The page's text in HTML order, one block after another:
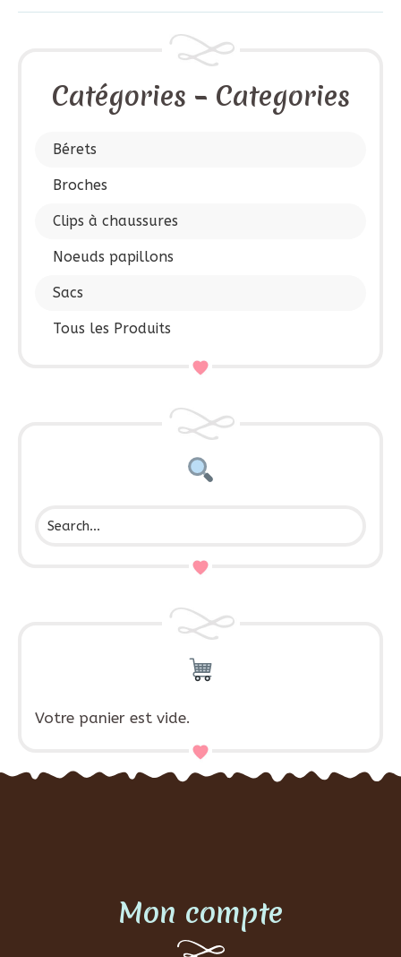
Catégories – Categories
Bérets
Broches
Clips à chaussures
Noeuds papillons
Sacs
Tous les Produits
Votre panier est vide.
Mon compte